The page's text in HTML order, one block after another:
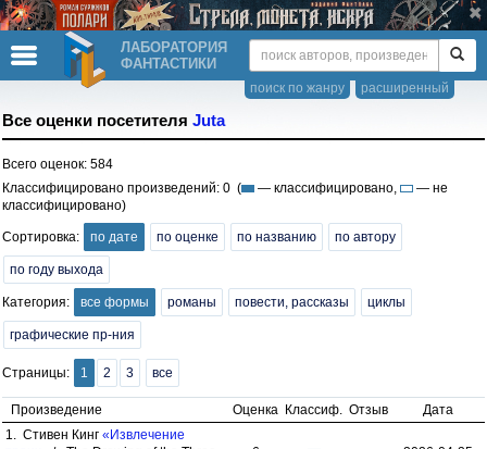
ЛАБОРАТОРИЯ
ФАНТАСТИКИ
расширенный
поиск по жанру
Все оценки посетителя Juta
Всего оценок: 584
Классифицировано произведений: 0 (
— классифицировано,
— не
классифицировано)
Сортировка: по дате по оценке по названию по автору
по году выхода
Категория: все формы романы повести, рассказы циклы
графические пр-ния
Страницы: 1 2 3 все
Произведение Оценка Классиф. Отзыв
Дата
1. Стивен Кинг «Извлечение